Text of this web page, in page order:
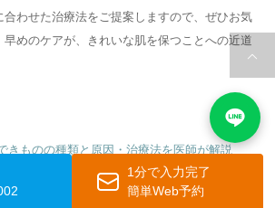
合わせた治療法をご提案しますので、ぜひお気
めのケアが、きれいな肌を保つことへの近道
きものの種類と原因・治療法を医師が解説
とは？症状・原因・治療法を徹底解説
きる原因と症状・治療法を徹底解説
1分で入力完了
簡単Web予約